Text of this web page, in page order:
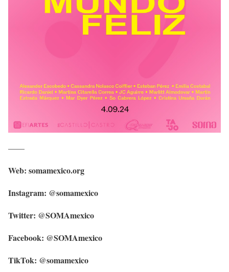
——
Web: somamexico.org
Instagram: @somamexico
Twitter: @SOMAmexico
Facebook: @SOMAmexico
TikTok: @somamexico